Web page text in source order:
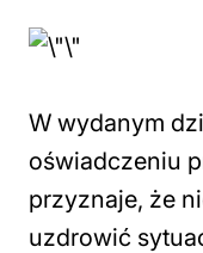
W wydanym
oświadczeniu
przyznaje, że
uzdrowić